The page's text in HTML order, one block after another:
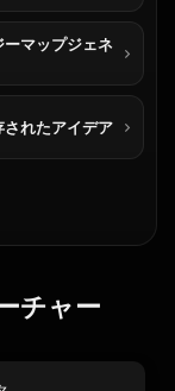
ーマップジェネ
れたアイデア
チャー